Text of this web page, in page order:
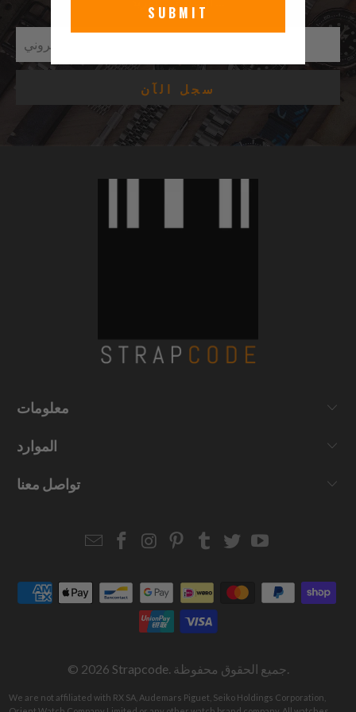
معلومات
الموارد
تواصل معنا
EmailStrapcode
Facebook
Strapcode
Instagram
Strapcode
Pinterest
Strapcode
Tumblr
Strapcode
TwitterYouTube
© 2026 Strapcode . جميع الحقوق محفوظة.
We are not affiliated with RX SA, Audemars Piguet, Seiko Holdings Corporation,
SUBMIT